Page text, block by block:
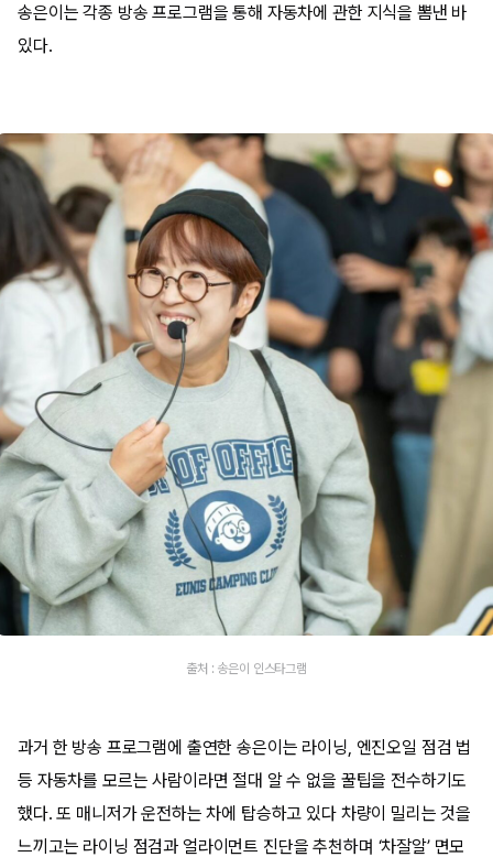
송은이는 각종 방송 프로그램을 통해 자동차에 관한 지식을 뽐낸 바
있다.
출처 : 송은이 인스타그램
과거 한 방송 프로그램에 출연한 송은이는 라이닝, 엔진오일 점검 법
등 자동차를 모르는 사람이라면 절대 알 수 없을 꿀팁을 전수하기도
했다. 또 매니저가 운전하는 차에 탑승하고 있다 차량이 밀리는 것을
느끼고는 라이닝 점검과 얼라이먼트 진단을 추천하며 ‘차잘알’ 면모